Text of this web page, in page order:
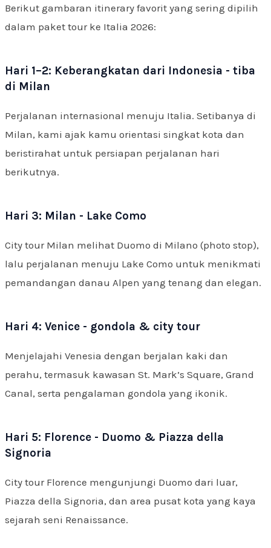
Berikut gambaran itinerary favorit yang sering dipilih
dalam paket tour ke Italia 2026:
Hari 1–2: Keberangkatan dari Indonesia - tiba
di Milan
Perjalanan internasional menuju Italia. Setibanya di
Milan, kami ajak kamu orientasi singkat kota dan
beristirahat untuk persiapan perjalanan hari
berikutnya.
Hari 3: Milan - Lake Como
City tour Milan melihat Duomo di Milano (photo stop),
lalu perjalanan menuju Lake Como untuk menikmati
pemandangan danau Alpen yang tenang dan elegan.
Hari 4: Venice - gondola & city tour
Menjelajahi Venesia dengan berjalan kaki dan
perahu, termasuk kawasan St. Mark’s Square, Grand
Canal, serta pengalaman gondola yang ikonik.
Hari 5: Florence - Duomo & Piazza della
Signoria
City tour Florence mengunjungi Duomo dari luar,
Piazza della Signoria, dan area pusat kota yang kaya
sejarah seni Renaissance.